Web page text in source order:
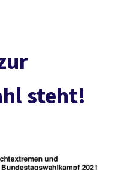
Politik in NRW
Mitmachen
steht!